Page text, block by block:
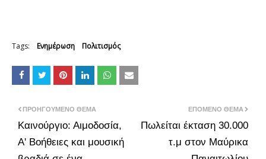
Tags: Ενημέρωση Πολιτισμός
ΕΠΌΜΕΝΟ ΘΈΜΑ
Πωλείται έκταση 30.000
τ.μ στον Μαύρικα
ΠΡΟΗΓΟΎΜΕΝΟ ΘΈΜΑ
Καινούργιο: Αιμοδοσία,
Α' Βοήθειες και μουσική